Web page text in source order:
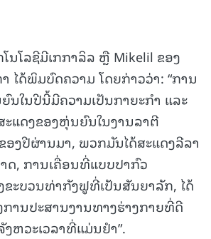
ນໂລຊີມີເກກາລິລ ຫຼື Mikelil ຂອງ
ໄດ້ພິມບົດຄວາມ ໂດຍກ່າວວ່າ: “ການ
ນໃນປີນີ້ມີຄວາມເປັນກາຍະກຳ ແລະ
ແດງຂອງຫຸ່ນຍົນໃນງານລາຕີ
ງປີຜ່ານມາ, ພວກມັນໄດ້ສະແດງລີລາ
ດ, ການເຄື່ອນທີ່ແບບປາກົວ
ຂະບວນທ່າກັງຟູທີ່ເປັນສັນຍາລັກ, ໄດ້
ການປະສານງານທາງຮ່າງກາຍທີ່ດີ
ຫວະເວລາທີ່ແມ່ນຢຳ”.